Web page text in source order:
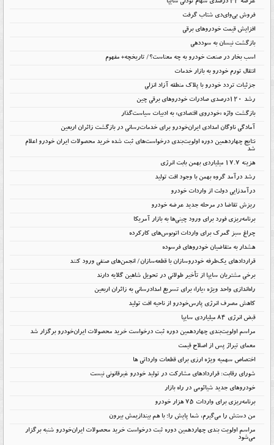
عرضه ۴۲ درصدی سهام تودلی سایپا
فروش بی‌وای‌دی شتاب گرفت
افزایش قیمت خودروهای برقی
بازگشت نیسان به سوددهی
اسب بخار در صنعت خودرو به چه معناست؟/ تاریخچه+ مفهوم
انتقال تورم خودرو به بازار خدمات
جزئیات تردد خودرو با پلاک منطقه آزاد انزلی
رشد ۱۲۰درصدی صادرات خودروهای برقی چین
بازگشت واژه «خودروی اقتصادی» به ادبیات سیاست‌گذار
آمادگی ناوگان امدادی ایران‌خودرو برای خدمات‌رسانی در بازگشت زائران اربعین
نتایج چهاردهمین دوره اولویت‌بندی درخواست‌های ثبت شده خرید محصولات ایران خودرو اعلام
شد
هزینه ۱۷.۷ میلیاردی بهمن بابت انرژی
رشد درآمد گروه بهمن با وجود افت تولید
درآمدزایی دولت از واردات خودرو
ریزش تقاضا در مرحله جدید عرضه خودرو
برنامه‌ریزی فورد برای ورود چینی‌ها به بازار آمریکا
چراغ سبز گمرک برای واردات اتوبوس‌های کارکرده
هشدار به متقاضیان خودروهای فرسوده
قراردادهای یک‌طرفه خودروسازان با قطعه‌سازان/ انجمن‌های صنفی ورود کنند
برخی مشتریان سایپا از تأخیر طولانی در تحویل شاهین گلایه دارند
راه‌اندازی واحد ویژه «یارا» برای تسریع امدادرسانی به زائران اربعین
کاهش مصرف انرژی پارس‌خودرو از ناحیه افت تولید
قبض انرژی ۸۴ میلیاردی سایپا
مراسم اولویت‌بندی چهاردهمین دوره ثبت درخواست خرید محصولات ایران‌خودرو برگزار شد
معمای تیراژ پس از اصلاح قیمت
اختصاص سهمیه ویژه ارزی برای قطعات وارداتی ها
شورای رقابت: قراردادهای مشارکت در تولید خودرو غیرقانونی نیست
خودروهای جدید شیائومی در راه بازار
برنامه‌ریزی برای واردات ۷۵ هزار خودرو
من دستش را می‌گیرم، شما پایش را؛ با هم بیندازیمش بیرون
مراسم اولویت بندی چهاردهمین دوره ثبت درخواست خرید محصولات ایران‌خودرو شنبه برگزار
می‌شود